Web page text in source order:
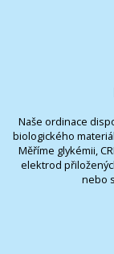
Naše ordinace
biologického
Měříme glykémii,
elektrod
nebo